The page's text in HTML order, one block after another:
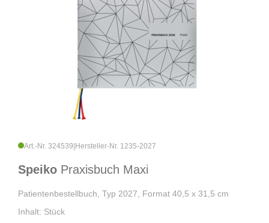
Art.-Nr. 324539 Hersteller-Nr. 1235-2027
Speiko Praxisbuch Maxi
Patientenbestellbuch, Typ 2027, Format 40,5 x 31,5 cm
Inhalt: Stück